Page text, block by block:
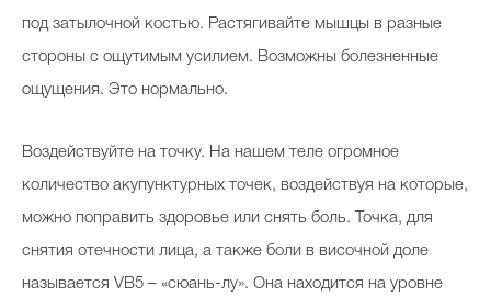
под затылочной костью. Растягивайте мышцы в разные
стороны с ощутимым усилием. Возможны болезненные
ощущения. Это нормально.
Воздействуйте на точку. На нашем теле огромное
количество акупунктурных точек, воздействуя на которые,
можно поправить здоровье или снять боль. Точка, для
снятия отечности лица, а также боли в височной доле
называется VB5 – «сюань-лу». Она находится на уровне